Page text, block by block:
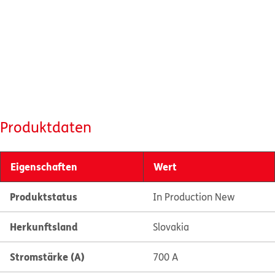
Produktdaten
Eigenschaften Wert
Produktstatus In Production New
Herkunftsland Slovakia
Stromstärke (A) 700 A